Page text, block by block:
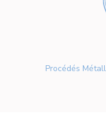
Procédés